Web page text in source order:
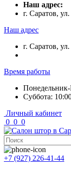
Наш адрес:
г. Саратов,
Наш адрес
г. Саратов,
Время работы
Суббота:
Личный кабинет
0 0 0
+7 (927) 226-41-44